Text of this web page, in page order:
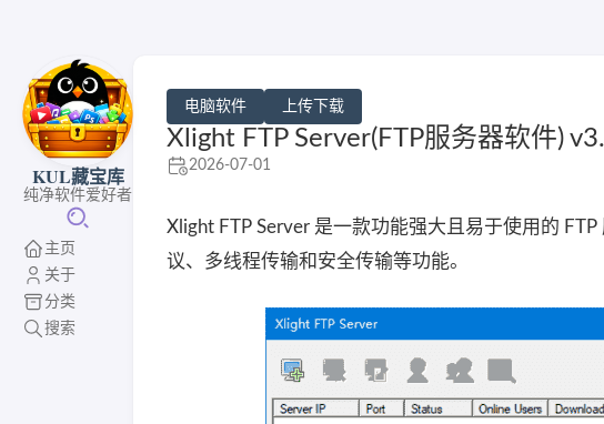
KUL藏宝库
纯净软件爱好者
主页
关于
分类
搜索
电脑软件 上传下载
Xlight FTP Server(FTP服务器软件)
2026-07-01
Xlight FTP Server 是一款功能强大且易于使用的
议、多线程传输和安全传输等功能。